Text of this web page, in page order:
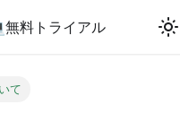
無料トライアル
て